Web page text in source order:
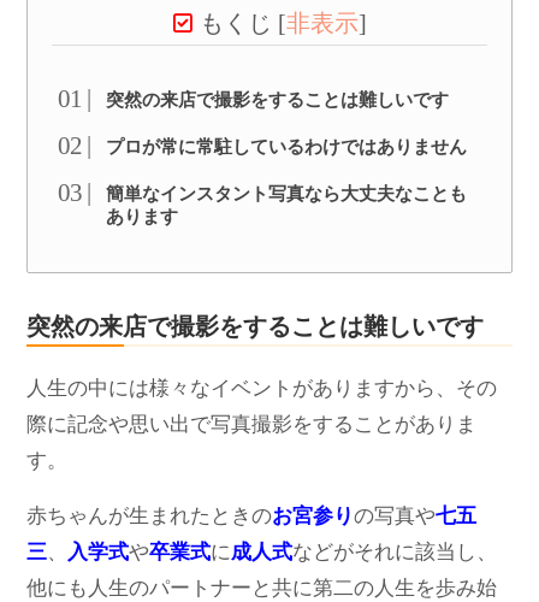
もくじ [非表示]
突然の来店で撮影をすることは難しいです
プロが常に常駐しているわけではありません
簡単なインスタント写真なら大丈夫なことも
あります
突然の来店で撮影をすることは難しいです
人生の中には様々なイベントがありますから、その
際に記念や思い出で写真撮影をすることがありま
す。
赤ちゃんが生まれたときのお宮参りの写真や七五
三、 入学式や卒業式に成人式などがそれに該当し、
他にも人生のパートナーと共に第二の人生を歩み始